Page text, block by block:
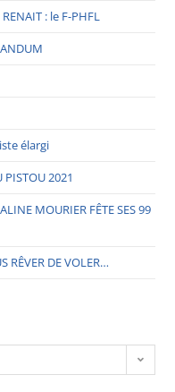
RENAIT : le F-PHFL
élargi
PISTOU 2021
MOURIER FÊTE SES 99
RÊVER DE VOLER…